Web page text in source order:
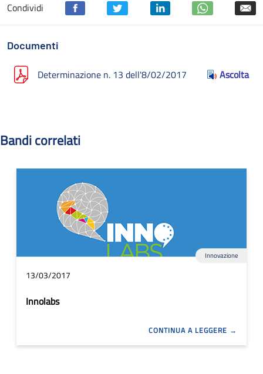
Condividi
Documenti
Determinazione n. 13 dell'8/02/2017 Ascolta
Bandi correlati
Innovazione
13/03/2017
Innolabs
CONTINUA A LEGGERE